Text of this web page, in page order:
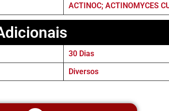
ACTINOC; ACTINOMYCES
30 Dias
Diversos